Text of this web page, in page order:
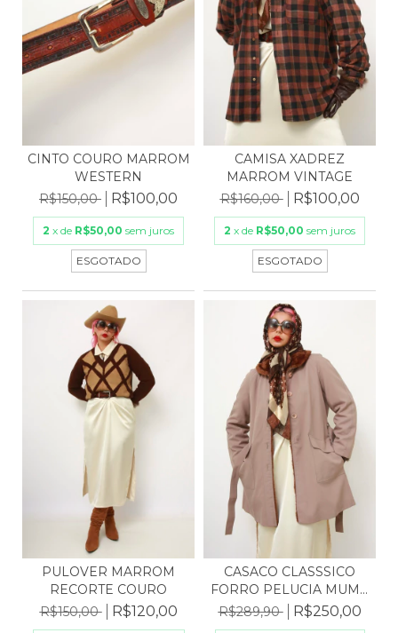
CINTO COURO MARROM
WESTERN
R$150,00
R$100,00
2 x de R$50,00 sem juros
ESGOTADO
CAMISA XADREZ
MARROM VINTAGE
R$160,00
R$100,00
2 x de R$50,00 sem juros
ESGOTADO
PULOVER MARROM
RECORTE COURO
R$150,00
R$120,00
CASACO CLASSSICO
FORRO PELUCIA MUMU
LADI...
R$289,90 R$250,00